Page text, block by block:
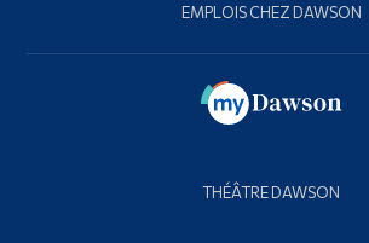
EMPLOIS CHEZ DAWSON
THÉÂTRE DAWSON